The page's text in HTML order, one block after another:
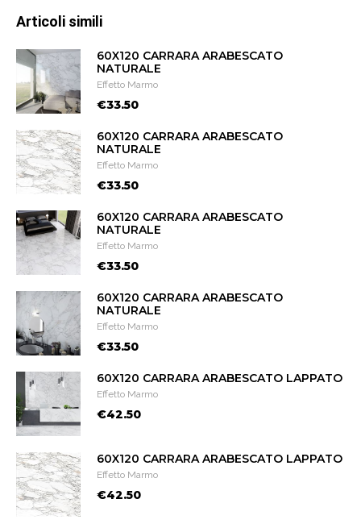
Articoli simili
60X120 CARRARA ARABESCATO
NATURALE
Effetto Marmo
€33.50
60X120 CARRARA ARABESCATO
NATURALE
Effetto Marmo
€33.50
60X120 CARRARA ARABESCATO
NATURALE
Effetto Marmo
€33.50
60X120 CARRARA ARABESCATO
NATURALE
Effetto Marmo
€33.50
60X120 CARRARA ARABESCATO LAPPATO
Effetto Marmo
€42.50
60X120 CARRARA ARABESCATO LAPPATO
Effetto Marmo
€42.50